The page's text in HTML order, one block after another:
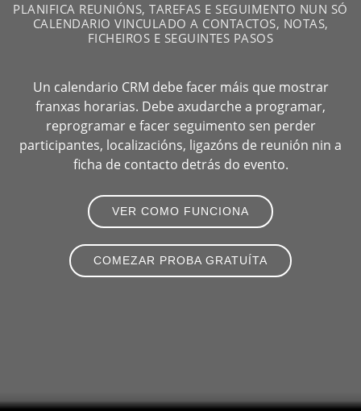
PLANIFICA REUNIÓNS, TAREFAS E SEGUIMENTO NUN SÓ
CALENDARIO VINCULADO A CONTACTOS, NOTAS,
FICHEIROS E SEGUINTES PASOS
Un calendario CRM debe facer máis que mostrar
franxas horarias. Debe axudarche a programar,
reprogramar e facer seguimento sen perder
participantes, localizacións, ligazóns de reunión nin a
ficha de contacto detrás do evento.
VER COMO FUNCIONA
COMEZAR PROBA GRATUÍTA